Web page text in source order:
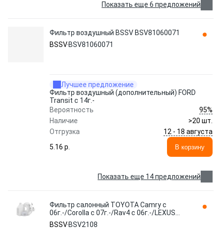
Показать еще 6 предложений
Фильтр воздушный BSSV BSV81060071
BSSV BSV81060071
Лучшее предложение
Фильтр воздушный (дополнительный) FORD
Transit с 14г.-
Вероятность
95%
Наличие
>20 шт.
Отгрузка
12 - 18 августа
5.16 p.
В корзину
Показать еще 14 предложений
Фильтр салонный TOYOTA Camry с
06г.-/Corolla с 07г.-/Rav4 с 06г.-/LEXUS
NX300H/NX200T c14г.- BSV2108 BSSV
BSSV BSV2108